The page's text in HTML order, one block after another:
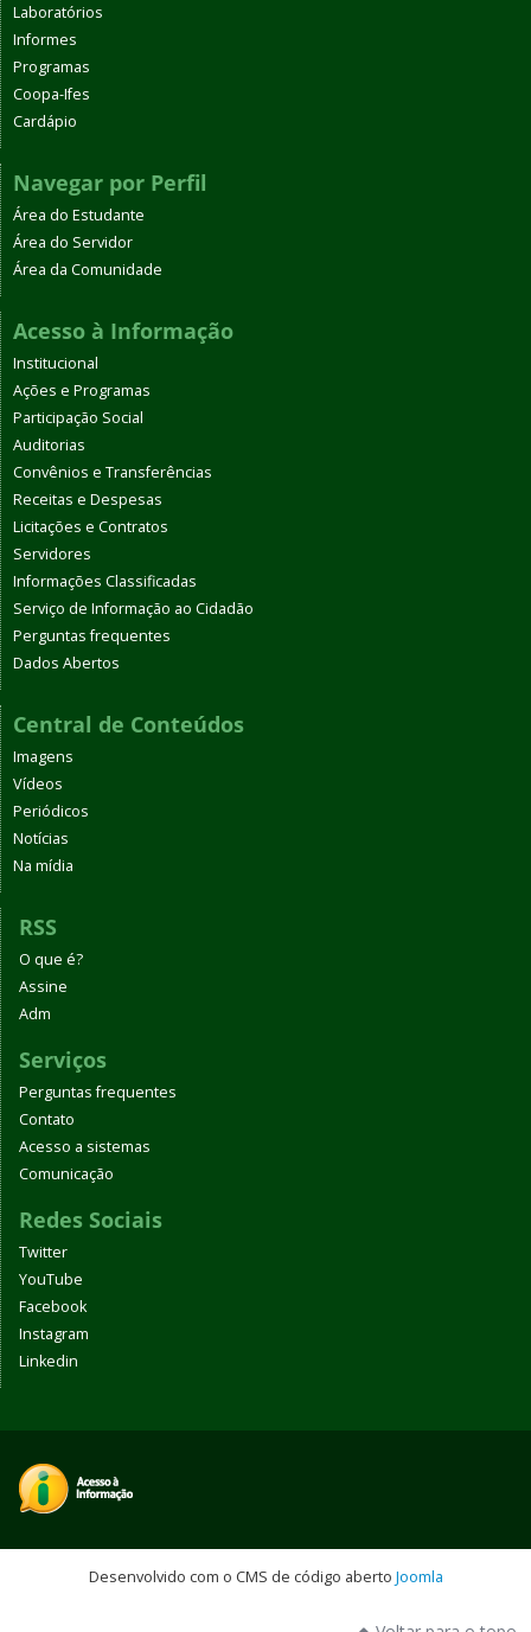
Laboratórios
Informes
Programas
Coopa-Ifes
Cardápio
Navegar por Perfil
Área do Estudante
Área do Servidor
Área da Comunidade
Acesso à Informação
Institucional
Ações e Programas
Participação Social
Auditorias
Convênios e Transferências
Receitas e Despesas
Licitações e Contratos
Servidores
Informações Classificadas
Serviço de Informação ao Cidadão
Perguntas frequentes
Dados Abertos
Central de Conteúdos
Imagens
Vídeos
Periódicos
Notícias
Na mídia
RSS
O que é?
Assine
Adm
Serviços
Perguntas frequentes
Contato
Acesso a sistemas
Comunicação
Redes Sociais
Twitter
YouTube
Facebook
Instagram
Linkedin
Desenvolvido com o CMS de código aberto Joomla